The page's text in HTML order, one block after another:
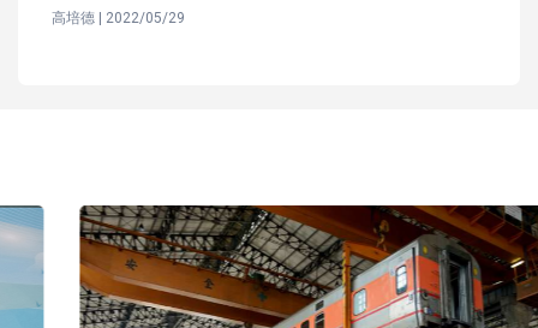
高培德 | 2022/05/29